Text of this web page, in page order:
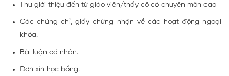
Thư giới thiệu đến từ giáo viên/thầy cô có chuyên môn cao
Các chứng chỉ, giấy chứng nhận về các hoạt động ngoại
khóa.
Bài luận cá nhân.
Đơn xin học bổng.